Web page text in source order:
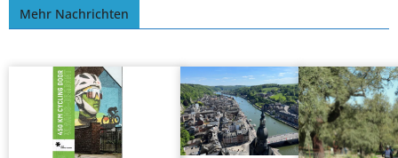
Mehr Nachrichten